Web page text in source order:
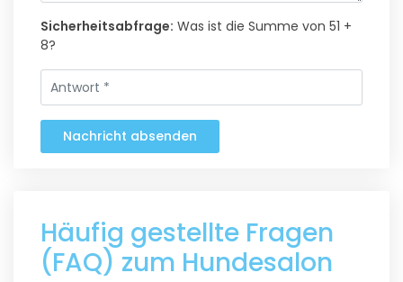
Sicherheitsabfrage: Was ist die Summe von 51 +
8?
Nachricht absenden
Häufig gestellte Fragen
(FAQ) zum Hundesalon